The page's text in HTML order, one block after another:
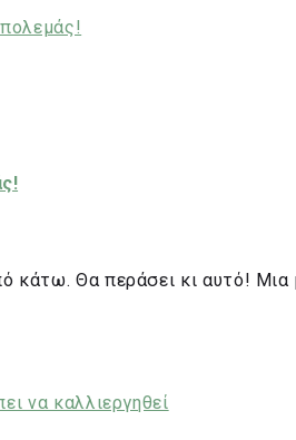
κάτω. Θα περάσει κι αυτό!